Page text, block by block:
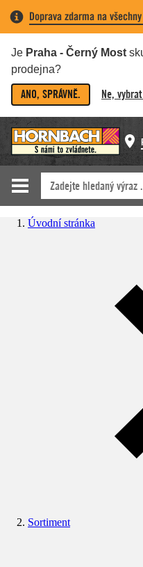
Doprava zdarma na
Je Praha - Černý Most
prodejna?
ANO, SPRÁVNĚ. Ne,
Úvodní stránka
Sortiment